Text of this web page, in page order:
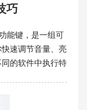
巧
能键，是一组可
速调节音量、亮
的软件中执行特
的工具。